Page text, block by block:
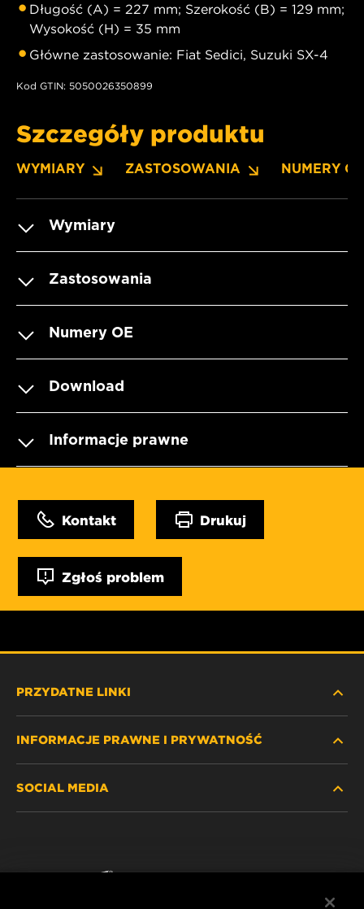
Długość (A) = 227 mm; Szerokość (B) = 129 mm;
Wysokość (H) = 35 mm
Główne zastosowanie: Fiat Sedici, Suzuki SX-4
Kod GTIN: 5050026350899
Szczegóły produktu
WYMIARY ZASTOSOWANIA NUMERY OE
Wymiary
Zastosowania
Numery OE
Download
Informacje prawne
Kontakt Drukuj
Zgłoś problem
PRZYDATNE LINKI
GDZIE KUPIĆ
INFORMACJE PRAWNE I PRYWATNOŚĆ
SOCIAL MEDIA